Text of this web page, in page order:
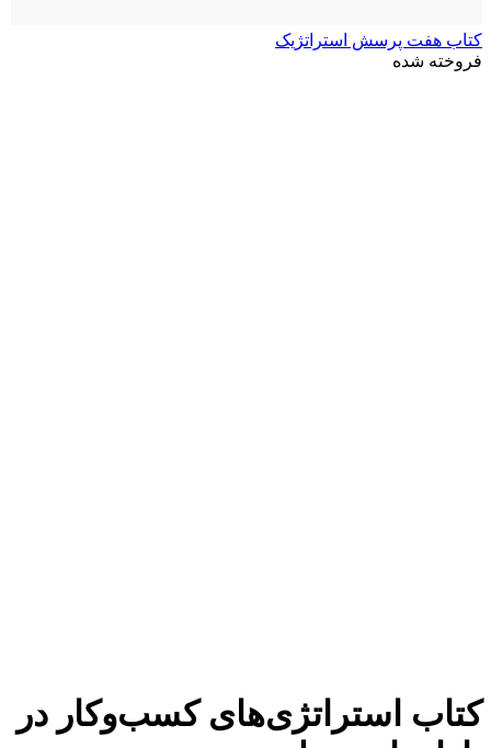
کتاب هفت پرسش استراتژیک
فروخته شده
کتاب استراتژی‌های کسب‌وکار در